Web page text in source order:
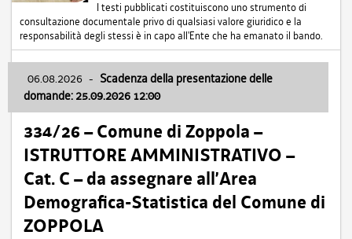
I testi pubblicati costituiscono uno strumento di
consultazione documentale privo di qualsiasi valore giuridico e la
responsabilità degli stessi è in capo all'Ente che ha emanato il bando.
06.08.2026 - Scadenza della presentazione delle
domande: 25.09.2026 12:00
334/26 – Comune di Zoppola –
ISTRUTTORE AMMINISTRATIVO –
Cat. C – da assegnare all’Area
Demografica-Statistica del Comune di
ZOPPOLA